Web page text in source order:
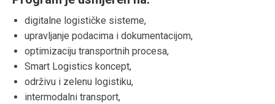
digitalne logističke sisteme,
upravljanje podacima i dokumentacijom,
optimizaciju transportnih procesa,
Smart Logistics koncept,
održivu i zelenu logistiku,
intermodalni transport,